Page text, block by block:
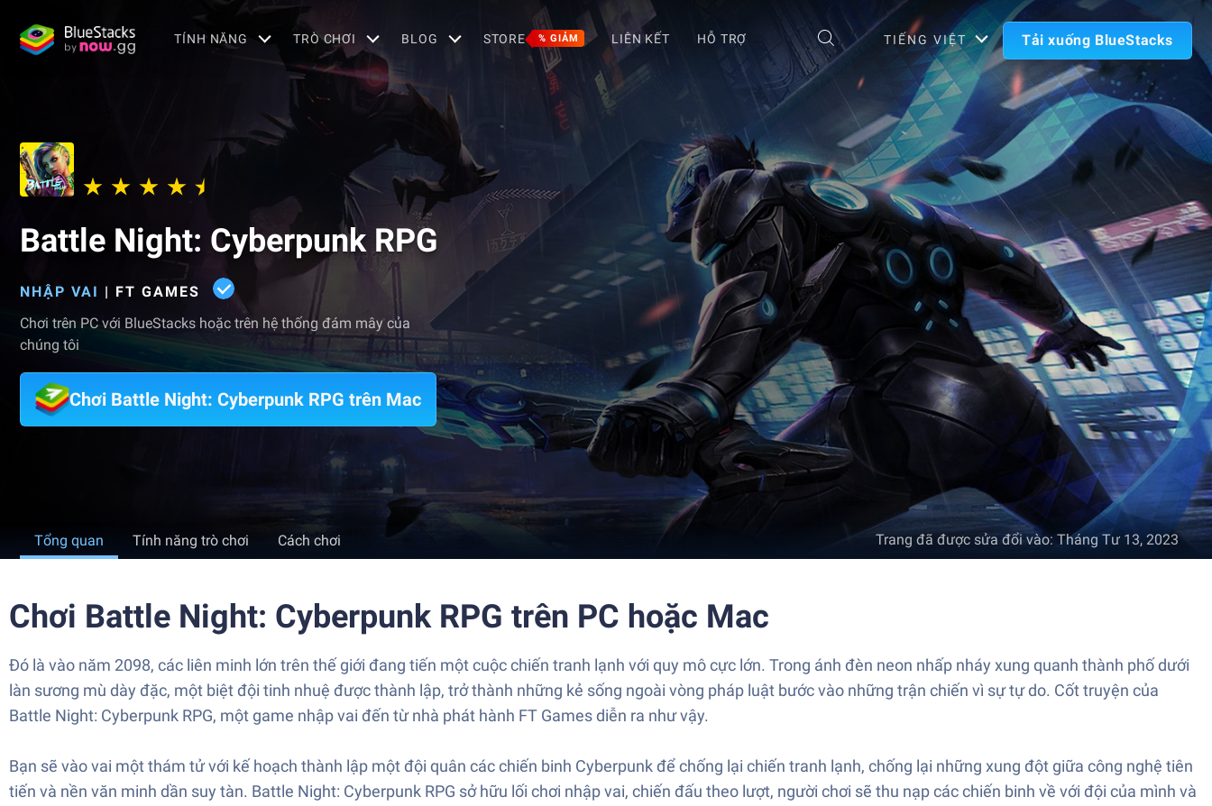
TÍNH NĂNG TRÒ CHƠI BLOG STORE % GIẢM LIÊN KẾT HỖ TRỢ TIẾNG VIỆT Tải xuống BlueStacks
Battle Night: Cyberpunk RPG
NHẬP VAI | FT GAMES
Chơi trên PC với BlueStacks hoặc trên hệ thống đám mây của
chúng tôi
Chơi Battle Night: Cyberpunk RPG trên Mac
Tổng quan Tính năng trò chơi Cách chơi Trang đã được sửa đổi vào:Tháng Tư 13, 2023
Chơi Battle Night: Cyberpunk RPG trên PC hoặc Mac
Đó là vào năm 2098, các liên minh lớn trên thế giới đang tiến một cuộc chiến tranh lạnh với quy mô cực lớn. Trong ánh đèn neon nhấp nháy xung quanh thành phố dưới
làn sương mù dày đặc, một biệt đội tinh nhuệ được thành lập, trở thành những kẻ sống ngoài vòng pháp luật bước vào những trận chiến vì sự tự do. Cốt truyện của
Battle Night: Cyberpunk RPG, một game nhập vai đến từ nhà phát hành FT Games diễn ra như vậy.
Bạn sẽ vào vai một thám tử với kế hoạch thành lập một đội quân các chiến binh Cyberpunk để chống lại chiến tranh lạnh, chống lại những xung đột giữa công nghệ tiên
tiến và nền văn minh dần suy tàn. Battle Night: Cyberpunk RPG sở hữu lối chơi nhập vai, chiến đấu theo lượt, người chơi sẽ thu nạp các chiến binh về với đội của mình và